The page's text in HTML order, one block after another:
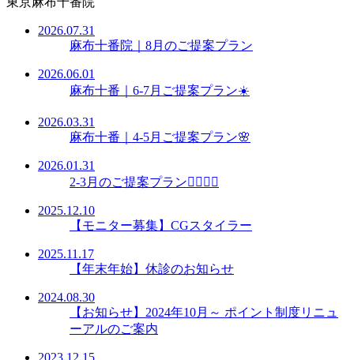
2026.07.31
麻布十番院｜8月のご提案プラン
2026.06.01
麻布十番｜6-7月ご提案プラン☀️
2026.03.31
麻布十番｜4-5月ご提案プラン🌸
2026.01.31
2-3月のご提案プラン👩🏻‍⚕️✨
2025.12.10
【モニター募集】CGスタイラー
2025.11.17
【年末年始】休診のお知らせ
2024.08.30
【お知らせ】2024年10月～ ポイント制度リニュ
ーアルのご案内
2023.12.15